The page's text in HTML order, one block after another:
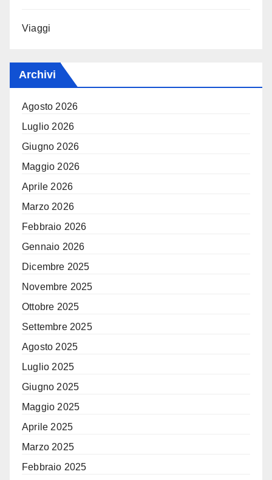
Viaggi
Archivi
Agosto 2026
Luglio 2026
Giugno 2026
Maggio 2026
Aprile 2026
Marzo 2026
Febbraio 2026
Gennaio 2026
Dicembre 2025
Novembre 2025
Ottobre 2025
Settembre 2025
Agosto 2025
Luglio 2025
Giugno 2025
Maggio 2025
Aprile 2025
Marzo 2025
Febbraio 2025